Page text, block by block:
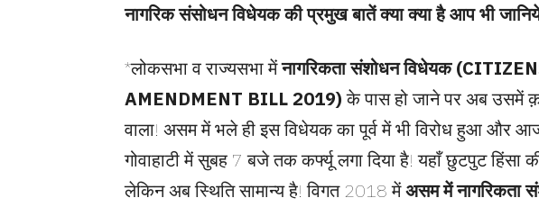
नागरिक संसोधन विधेयक की प्रमुख बातें क्या क्या है आप भी
*लोकसभा व राज्यसभा मेंनागरिकता संशोधन विधेयक
AMENDMENT BILL 2019)के पास हो जाने पर अब उसमें
वाला! असम में भले ही इस विधेयक का पूर्व में भी विरोध हुआ और
गोवाहाटी में सुबह 7 बजे तक कर्फ्यू लगा दिया है! यहाँ छुटपुट हिंसा
लेकिन अब स्थिति सामान्य है! विगत 2018 मेंअसम में नागरिकता